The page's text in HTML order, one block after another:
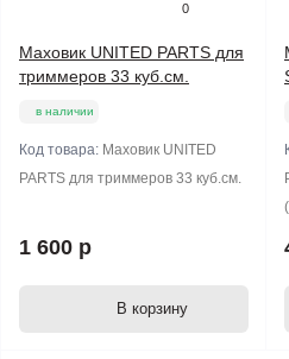
0
Маховик UNITED PARTS для
триммеров 33 куб.см.
в наличии
Код товара: Маховик UNITED
PARTS для триммеров 33 куб.см.
1 600 р
В корзину